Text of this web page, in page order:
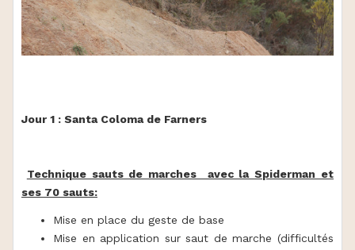
Jour 1 : Santa Coloma de Farners
Technique sauts de marches avec la Spiderman et
ses 70 sauts:
Mise en place du geste de base
Mise en application sur saut de marche (difficultés